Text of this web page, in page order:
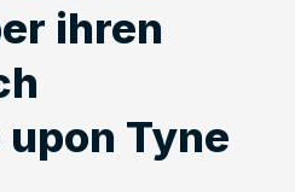
ihren
Tyne